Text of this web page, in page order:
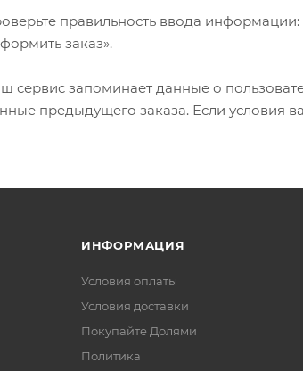
правильность ввода
заказ».
сервис запоминает данные о
предыдущего заказа. Если условия
ИНФОРМАЦИЯ
Условия оплаты
Условия доставки
Покупайте Долями
Политика